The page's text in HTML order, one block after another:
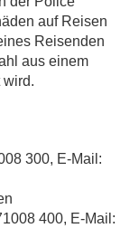
auf Reisen
Reisenden
aus einem
wird.
300, E-Mail:
400, E-Mail: